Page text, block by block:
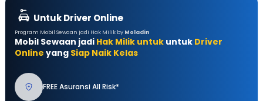
Untuk Driver Online
Program Mobil Sewaan jadi Hak Milik by Moladin
Mobil Sewaan jadi Hak Milik untuk untuk Driver
Online yang Siap Naik Kelas
FREE Asuransi All Risk*